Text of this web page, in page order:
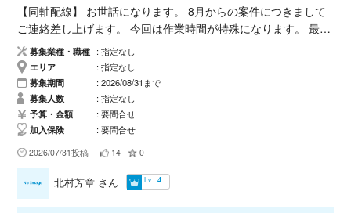
【同軸配線】 お世話になります。 8月からの案件につきまして
ご連絡差し上げます。 今回は作業時間が特殊になります。 最近
は13時〜20時がメインになります。 月〜土曜日迄基本的に稼働
あり。週6稼働です。 8/12〜16日は全休。 日に寄っての相談で
すが、 募集人数は2名となります。 工事は9月中旬迄作業予定で
す。 工事金額 22000 現場住所 〒103-0027 東京都中央区日本橋
１丁目５−７ 作業内容 建築現場にてRFケーブルの配線（10D、
20D）、端末処理、アンテナ取付。 以上となります。何卒宜し
くお願い致します。
募集業種・職種
指定なし
エリア
指定なし
募集期間
2026/08/31まで
募集人数
指定なし
予算・金額
要問合せ
加入保険
要問合せ
2026/07/31投稿 14 0
北村芳章 さん Lv 4